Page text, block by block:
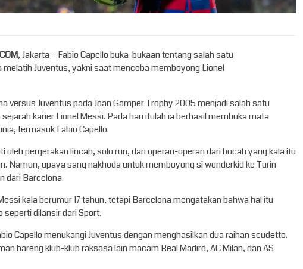
, Jakarta – Fabio Capello buka-bukaan tentang salah satu
Juventus, yakni saat mencoba memboyong Lionel
versus Juventus pada Joan Gamper Trophy 2005 menjadi salah satu
karier Lionel Messi. Pada hari itulah ia berhasil membuka mata
termasuk Fabio Capello.
oleh pergerakan lincah, solo run, dan operan-operan dari bocah yang kala itu
Namun, upaya sang nakhoda untuk memboyong si wonderkid ke Turin
dari Barcelona.
kala berumur 17 tahun, tetapi Barcelona mengatakan bahwa hal itu
seperti dilansir dari Sport.
Capello menukangi Juventus dengan menghasilkan dua raihan scudetto.
bareng klub-klub raksasa lain macam Real Madird, AC Milan, dan AS